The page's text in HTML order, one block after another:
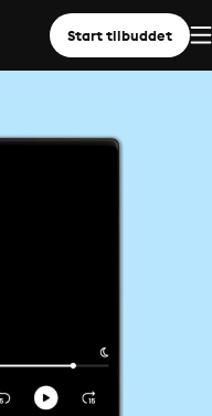
Start tilbuddet